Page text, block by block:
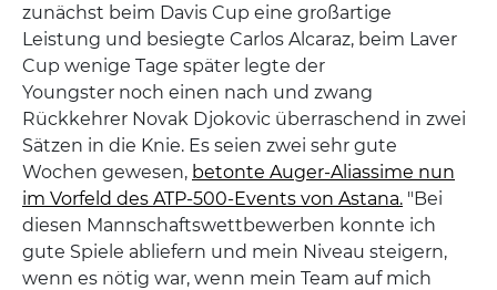
zunächst beim Davis Cup eine großartige
Leistung und besiegte Carlos Alcaraz, beim Laver
Cup wenige Tage später legte der
Youngster noch einen nach und zwang
Rückkehrer Novak Djokovic überraschend in zwei
Sätzen in die Knie. Es seien zwei sehr gute
Wochen gewesen, betonte Auger-Aliassime nun
im Vorfeld des ATP-500-Events von Astana. "Bei
diesen Mannschaftswettbewerben konnte ich
gute Spiele abliefern und mein Niveau steigern,
wenn es nötig war, wenn mein Team auf mich